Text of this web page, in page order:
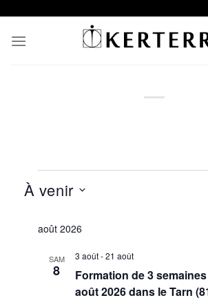
content
Évènements
À venir
uneaoût 2026
SAM
8
Formation de 3
août 2026 dans le Tarn
3 août-21 août